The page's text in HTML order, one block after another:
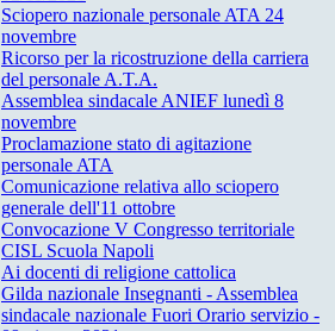
Sciopero nazionale personale ATA 24
novembre
Ricorso per la ricostruzione della carriera
del personale A.T.A.
Assemblea sindacale ANIEF lunedì 8
novembre
Proclamazione stato di agitazione
personale ATA
Comunicazione relativa allo sciopero
generale dell'11 ottobre
Convocazione V Congresso territoriale
CISL Scuola Napoli
Ai docenti di religione cattolica
Gilda nazionale Insegnanti - Assemblea
sindacale nazionale Fuori Orario servizio -